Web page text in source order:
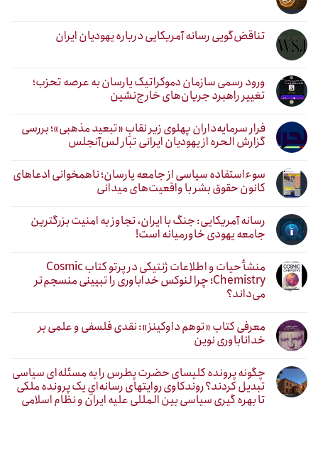
تناقض‌گویی رسانه آمریکایی درباره یهودیان ایران
ورود رسمی سازمان دموکراتیک یارسان به عرصه تحزب؛
تغییر راهبرد جریان‌های خارج‌نشین
فرار سرمایه‌داران پهلوی زیر نقابِ «تبعید مذهبی»؛ بررسی
گزارش الحره از یهودیان ایرانی تبار لس‌آنجلس
سوءاستفاده سیاسی از جامعه یارسان؛ ناهمخوانی ادعاهای
کانون حقوق بشر با واقعیت‌های میدانی
رسانه آمریکایی: جنگ با ایران، تجاوز به امنیت بزرگترین
جامعه یهودی خاورمیانه است!
منشأ حیات و اطلاعات ژنتیکی در پرتو کتاب Cosmic
Chemistry؛ چرا لنوکس خداباوری را تبیینی منسجم‌تر
می‌داند؟
معرفی کتاب «توهم داوکینز»: نقدی فلسفی و علمی بر
خداناباوری نوین
چگونه پرونده کلیسای حضرت پطرس را به مسئله‌ای سیاسی
تبدیل کردند؟ روندکاوی روایتهای رسانه‌ایِ یک پرونده ملکی
تا بهره گیری سیاسی بین المللی علیه ایران و نظام اسلامی